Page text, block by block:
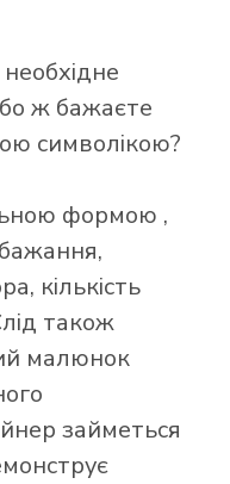
ж бажаєте
символікою?
формою ,
кількість
також
малюнок
займеться